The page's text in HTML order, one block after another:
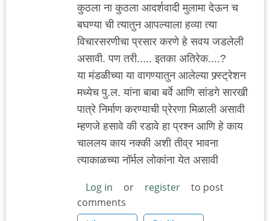
कुठला ना कुठला आदर्शवादी मुलामा देऊन च
बघण्या ची त्यातुन आपल्याला हव्या त्या
विचारसरणीचा प्रसार करणे हे सवय जडलेली
असावी. पण तरी..... इतका अतिरेक....?
या मंडळीच्या या वागण्यातुन आलेल्या फ्र्स्ट्रेशन
मध्येच पु.ल. यांना बाबा बर्वे आणि सांडगे सारखी
पात्रे निर्माण करण्याची प्रेरणा मिळाली असावी
म्हणजे हसावे की रडावे हा प्रश्न आणि हे काय
चाललय काय नक्की अशी तीव्र भावना
त्याकाळच्या नॉर्मल लोकांना येत असावी
Log in or register
to post
comments